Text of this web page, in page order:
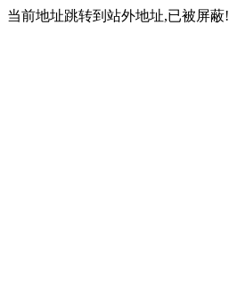
当前地址跳转到站外地址,已被屏蔽!